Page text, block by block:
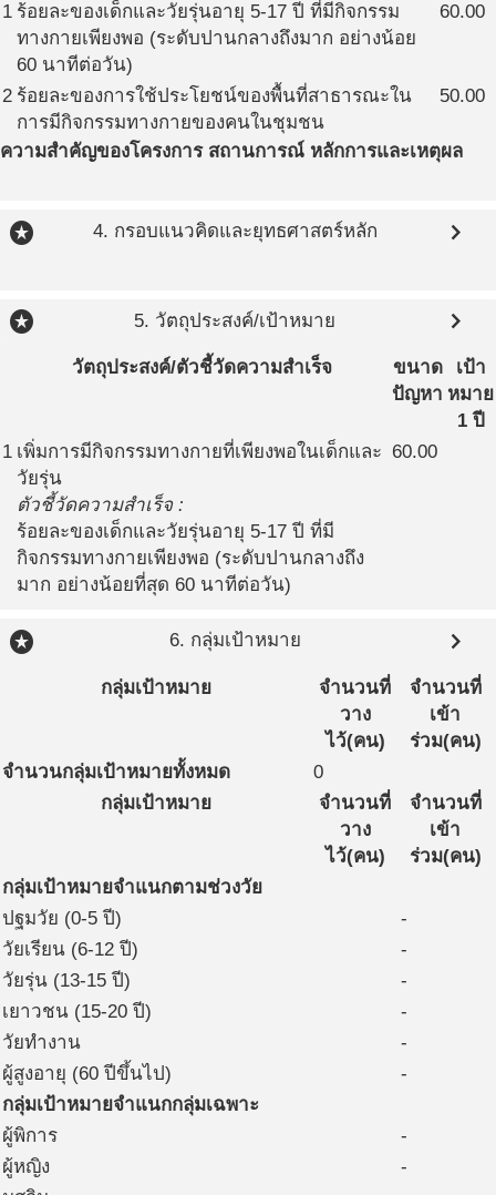
1 ร้อยละของเด็กและวัยรุ่นอายุ 5-17 ปี ที่มีกิจกรรม
ทางกายเพียงพอ (ระดับปานกลางถึงมาก อย่างน้อย
60 นาทีต่อวัน)
60.00
2 ร้อยละของการใช้ประโยชน์ของพื้นที่สาธารณะใน
การมีกิจกรรมทางกายของคนในชุมชน
50.00
ความสำคัญของโครงการ สถานการณ์ หลักการและเหตุผล
stars 4. กรอบแนวคิดและยุทธศาสตร์หลัก chevron_right
stars 5. วัตถุประสงค์/เป้าหมาย chevron_right
วัตถุประสงค์/ตัวชี้วัดความสำเร็จ
ขนาด
ปัญหา
เป้า
หมาย
1 ปี
1 เพิ่มการมีกิจกรรมทางกายที่เพียงพอในเด็กและ
วัยรุ่น
ตัวชี้วัดความสำเร็จ :
ร้อยละของเด็กและวัยรุ่นอายุ 5-17 ปี ที่มี
กิจกรรมทางกายเพียงพอ (ระดับปานกลางถึง
มาก อย่างน้อยที่สุด 60 นาทีต่อวัน)
60.00
stars 6. กลุ่มเป้าหมาย chevron_right
กลุ่มเป้าหมาย
จำนวนที่
วาง
ไว้(คน)
จำนวนที่
เข้า
ร่วม(คน)
จำนวนกลุ่มเป้าหมายทั้งหมด
0
กลุ่มเป้าหมาย
จำนวนที่
วาง
ไว้(คน)
จำนวนที่
เข้า
ร่วม(คน)
กลุ่มเป้าหมายจำแนกตามช่วงวัย
ปฐมวัย (0-5 ปี)
-
วัยเรียน (6-12 ปี)
-
วัยรุ่น (13-15 ปี)
-
เยาวชน (15-20 ปี)
-
วัยทำงาน
-
ผู้สูงอายุ (60 ปีขึ้นไป)
-
กลุ่มเป้าหมายจำแนกกลุ่มเฉพาะ
ผู้พิการ
-
ผู้หญิง
-